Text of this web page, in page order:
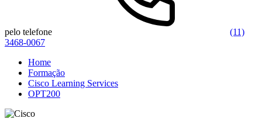
pelo telefone
(11)
3468-0067
Home
Formação
Cisco Learning Services
OPT200